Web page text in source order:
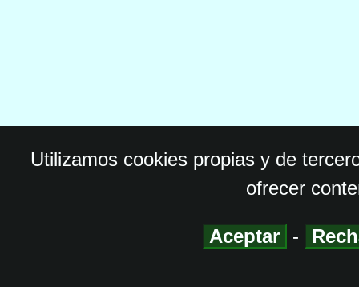
Utilizamos cookies propias y de
ofrecer
Aceptar -